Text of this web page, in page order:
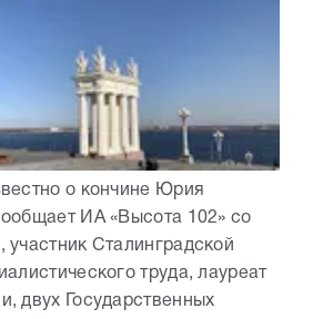
о кончине Юрия
ИА «Высота 102» со
Сталинградской
труда, лауреат
двух Государственных